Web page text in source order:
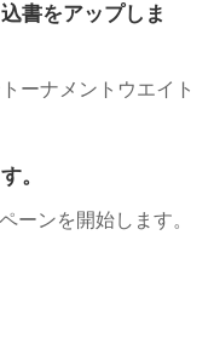
書をアップしま
ーナメントウエイト
。
ーンを開始します。